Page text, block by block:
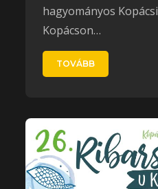
hagyományos
Kopácson…
TOVÁBB